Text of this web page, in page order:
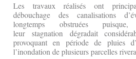
Les travaux réalisés ont
débouchage des canalisations
longtemps obstruées
leur stagnation dégradait
provoquant en période de pluies
l’inondation de plusieurs parcelles